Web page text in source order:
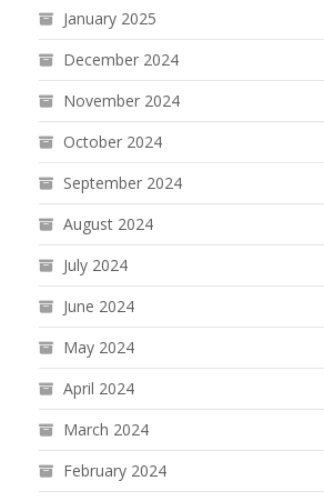
January 2025
December 2024
November 2024
October 2024
September 2024
August 2024
July 2024
June 2024
May 2024
April 2024
March 2024
February 2024